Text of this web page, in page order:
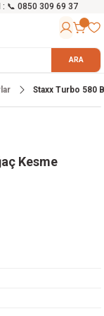
: 📞 0850 309 69 37
ARA
Staxx Turbo 580
Kesme